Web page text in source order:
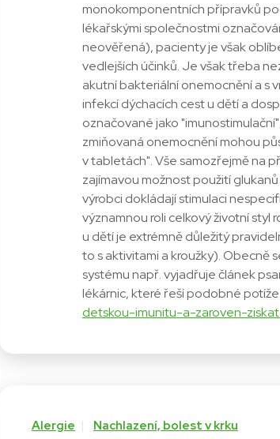
monokomponentních přípravků
lékařskými společnostmi
neověřená), pacienty je však
vedlejších účinků. Je však třeba
akutní bakteriální onemocnění a s
infekcí dýchacích cest u dětí a
označované jako
zmiňovaná onemocnění mohou
v tabletách". Vše samozřejmě na
zajímavou možnost použití
výrobci dokládají stimulaci
významnou roli celkový životní styl
u dětí je extrémně důležitý
to s aktivitami a kroužky). Obecně
systému např. vyjadřuje článek
lékárnic, které řeší podobné
detskou-imunitu-a-zaroven-
Alergie Nachlazení, bolest v krku